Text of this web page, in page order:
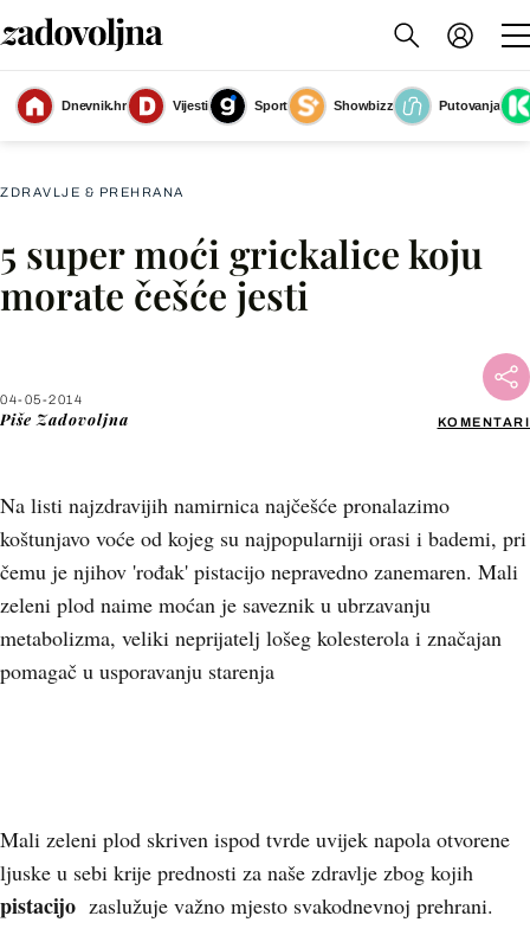
Dnevnik.hr Vijesti Sport Showbizz
Putovanja
Slika nije dostupna
ZDRAVLJE & PREHRANA
5 super moći grickalice koju
morate češće jesti
04-05-2014
Piše Zadovoljna KOMENTARI
Na listi najzdravijih namirnica najčešće pronalazimo
koštunjavo voće od kojeg su najpopularniji orasi i bademi, pri
čemu je njihov 'rođak' pistacijo nepravedno zanemaren. Mali
zeleni plod naime moćan je saveznik u ubrzavanju
metabolizma, veliki neprijatelj lošeg kolesterola i značajan
pomagač u usporavanju starenja
Facebook
Mali zeleni plod skriven ispod tvrde uvijek napola otvorene
ljuske u sebi krije prednosti za naše zdravlje zbog kojih
pistacijo zaslužuje važno mjesto svakodnevnoj prehrani.